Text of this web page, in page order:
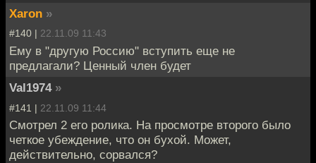
Xaron »
#140 | 22.11.09 11:43
Ему в "другую Россию" вступить еще не
предлагали? Ценный член будет
Val1974 »
#141 | 22.11.09 11:44
Смотрел 2 его ролика. На просмотре второго было
четкое убеждение, что он бухой. Может,
действительно, сорвался?